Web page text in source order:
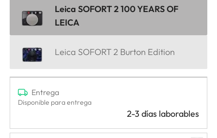
Leica SOFORT 2 100 YEARS OF
LEICA
Leica SOFORT 2 Burton Edition
Entrega
Disponible para entrega
2-3 días laborables